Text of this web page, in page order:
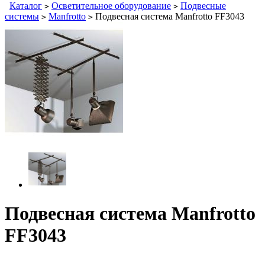
Каталог > Осветительное оборудование > Подвесные
системы > Manfrotto > Подвесная система Manfrotto FF3043
Подвесная система Manfrotto
FF3043